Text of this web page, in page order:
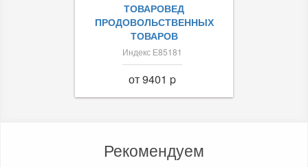
ТОВАРОВЕД
ПРОДОВОЛЬСТВЕННЫХ
ТОВАРОВ
Индекс Е85181
от 9401 p
Рекомендуем